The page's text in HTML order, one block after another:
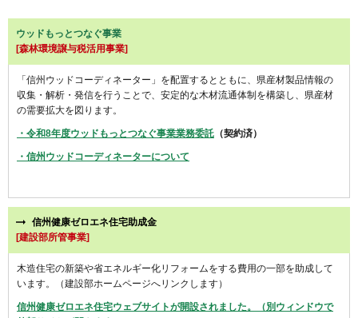
ウッドもっとつなぐ事業
[森林環境譲与税活用事業]
「信州ウッドコーディネーター」を配置するとともに、県産材製品情報の
収集・解析・発信を行うことで、安定的な木材流通体制を構築し、県産材
の需要拡大を図ります。
・令和8年度ウッドもっとつなぐ事業業務委託 （契約済）
・信州ウッドコーディネーターについて
信州健康ゼロエネ住宅助成金
[建設部所管事業]
木造住宅の新築や省エネルギー化リフォームをする費用の一部を助成して
います。（建設部ホームページへリンクします）
信州健康ゼロエネ住宅ウェブサイトが開設されました。（別ウィンドウで